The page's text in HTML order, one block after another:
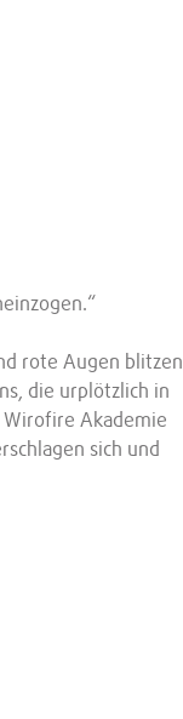
rote Augen blitzen
die urplötzlich in
Akademie
sich und